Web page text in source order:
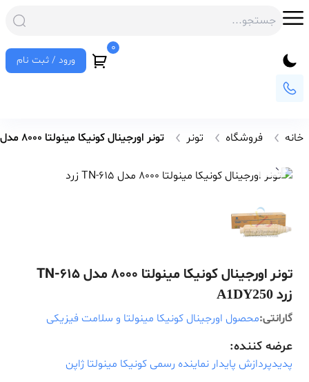
0
ورود / ثبت نام
خانه فروشگاه تونر تونر اورجینال کونیکا مینولتا 8000 مدل TN-615 زرد
تونر اورجینال کونیکا مینولتا 8000 مدل TN-615
زرد A1DY250
گارانتی:محصول اورجینال کونیکا مینولتا و سلامت فیزیکی
عرضه کننده:
پدیدپردازش پایدار نماینده رسمی کونیکا مینولتا ژاپن